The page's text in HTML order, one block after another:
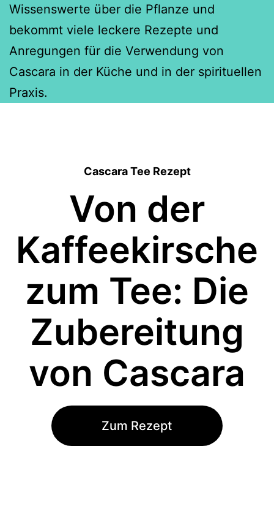
Wissenswerte über die Pflanze und
bekommt viele leckere Rezepte und
Anregungen für die Verwendung von
Cascara in der Küche und in der spirituellen
Praxis.
Cascara Tee Rezept
Von der
Kaffeekirsche
zum Tee: Die
Zubereitung
von Cascara
Zum Rezept